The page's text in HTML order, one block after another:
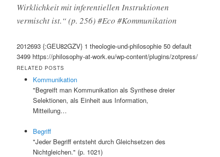
Wirklichkeit mit inferentiellen Instruktionen
vermischt ist.“ (p. 256) #Eco #Kommunikation
2012693 {:GEU82GZV} 1 theologie-und-philosophie 50 default
3499 https://philosophy-at-work.eu/wp-content/plugins/zotpress/
RELATED POSTS
Kommunikation
"Begreift man Kommunikation als Synthese dreier
Selektionen, als Einheit aus Information,
Mitteilung…
Begriff
"Jeder Begriff entsteht durch Gleichsetzen des
Nichtgleichen." (p. 1021)